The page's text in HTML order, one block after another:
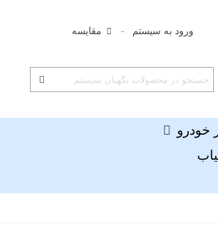
ورود به سیستم مقایسه
خودرو